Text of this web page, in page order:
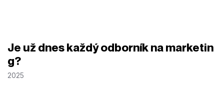
Je už dnes každý odborník na marketin
g?
2025